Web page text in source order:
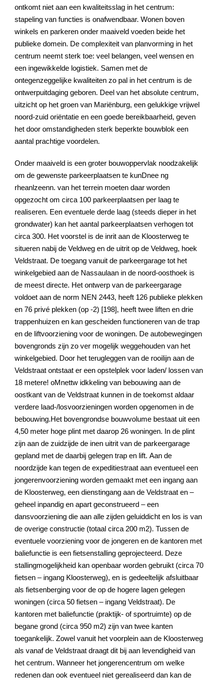
ontkomt niet aan een kwaliteitsslag in het centrum:
stapeling van functies is onafwendbaar. Wonen boven
winkels en parkeren onder maaiveld voeden beide het
publieke domein. De complexiteit van planvorming in het
centrum neemt sterk toe: veel belangen, veel wensen en
een ingewikkelde logistiek. Samen met de
ontegenzeggelijke kwaliteiten zo pal in het centrum is de
ontwerpuitdaging geboren. Deel van het absolute centrum,
uitzicht op het groen van Mariënburg, een gelukkige vrijwel
noord-zuid oriëntatie en een goede bereikbaarheid, geven
het door omstandigheden sterk beperkte bouwblok een
aantal prachtige voordelen.
Onder maaiveld is een groter bouwoppervlak noodzakelijk
om de gewenste parkeerplaatsen te kunDnee ng
rheanlzeenn. van het terrein moeten daar worden
opgezocht om circa 100 parkeerplaatsen per laag te
realiseren. Een eventuele derde laag (steeds dieper in het
grondwater) kan het aantal parkeerplaatsen verhogen tot
circa 300. Het voorstel is de inrit aan de Kloosterweg te
situeren nabij de Veldweg en de uitrit op de Veldweg, hoek
Veldstraat. De toegang vanuit de parkeergarage tot het
winkelgebied aan de Nassaulaan in de noord-oosthoek is
de meest directe. Het ontwerp van de parkeergarage
voldoet aan de norm NEN 2443, heeft 126 publieke plekken
en 76 privé plekken (op -2) [198], heeft twee liften en drie
trappenhuizen en kan gescheiden functioneren van de trap
en de liftvoorziening voor de woningen. De autobewegingen
bovengronds zijn zo ver mogelijk weggehouden van het
winkelgebied. Door het terugleggen van de rooilijn aan de
Veldstraat ontstaat er een opstelplek voor laden/ lossen van
18 metere! oMnettw idkkeling van bebouwing aan de
oostkant van de Veldstraat kunnen in de toekomst aldaar
verdere laad-/losvoorzieningen worden opgenomen in de
bebouwing.Het bovengrondse bouwvolume bestaat uit een
4,50 meter hoge plint met daarop 26 woningen. In de plint
zijn aan de zuidzijde de inen uitrit van de parkeergarage
gepland met de daarbij gelegen trap en lift. Aan de
noordzijde kan tegen de expeditiestraat aan eventueel een
jongerenvoorziening worden gemaakt met een ingang aan
de Kloosterweg, een dienstingang aan de Veldstraat en –
geheel inpandig en apart geconstrueerd – een
dansvoorziening die aan alle zijden geluiddicht en los is van
de overige constructie (totaal circa 200 m2). Tussen de
eventuele voorziening voor de jongeren en de kantoren met
baliefunctie is een fietsenstalling geprojecteerd. Deze
stallingmogelijkheid kan openbaar worden gebruikt (circa 70
fietsen – ingang Kloosterweg), en is gedeeltelijk afsluitbaar
als fietsenberging voor de op de hogere lagen gelegen
woningen (circa 50 fietsen – ingang Veldstraat). De
kantoren met baliefunctie (praktijk- of sportruimte) op de
begane grond (circa 950 m2) zijn van twee kanten
toegankelijk. Zowel vanuit het voorplein aan de Kloosterweg
als vanaf de Veldstraat draagt dit bij aan levendigheid van
het centrum. Wanneer het jongerencentrum om welke
redenen dan ook eventueel niet gerealiseerd dan kan de